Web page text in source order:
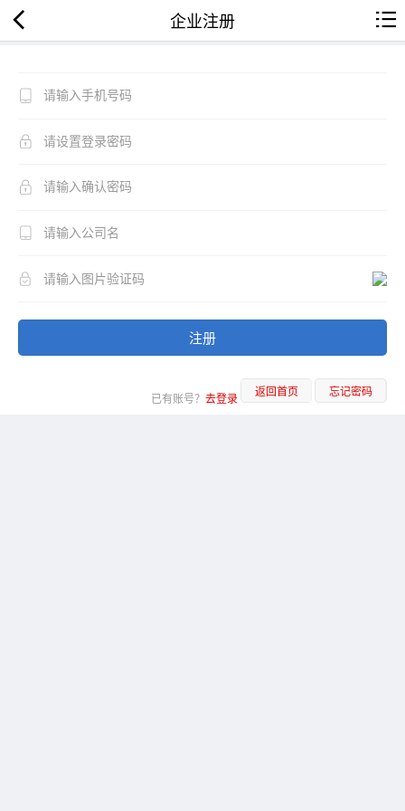
企业注册
注册
已有账号？ 去登录 返回首页 忘记密码